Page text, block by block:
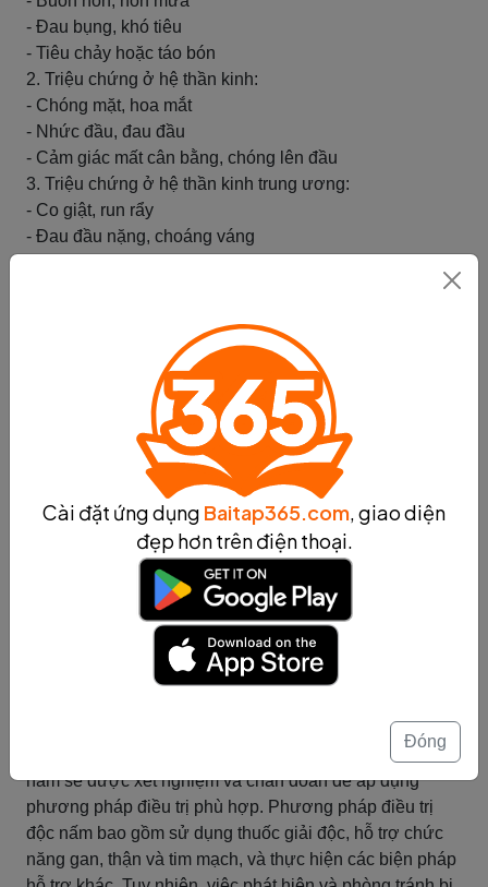
- Đau bụng, khó tiêu
- Tiêu chảy hoặc táo bón
2. Triệu chứng ở hệ thần kinh:
- Chóng mặt, hoa mắt
- Nhức đầu, đau đầu
- Cảm giác mất cân bằng, chóng lên đầu
3. Triệu chứng ở hệ thần kinh trung ương:
- Co giật, run rẩy
- Đau đầu nặng, choáng váng
- Huyết áp tăng hoặc giảm đột ngột
- Đau ngực, khó thở
Nếu bạn bị bất kỳ triệu chứng nào trong những triệu
chứng trên sau khi ăn nấm, hãy nhanh chóng đến bệnh
viện để được khám và điều trị kịp thời.
Cách xử lý khi phát hiện bị độc
Khi phát hiện bị độc nấm, việc đưa người bị nhanh
chóng đến cơ sở y tế gần nhất là rất quan trọng. Trong
khi chờ đưa người bị độc nấm đến bệnh viện, cần tiến
hành giải độc cơ bản bằng cách uống nước nhiều và
tức cấp cứu bằng cách đưa đến bệnh viện gần nhất để
được điều trị kịp thời. Khi đến bệnh viện, người bị độc
nấm sẽ được xét nghiệm và chẩn đoán để áp dụng
phương pháp điều trị phù hợp. Phương pháp điều trị
độc nấm bao gồm sử dụng thuốc giải độc, hỗ trợ chức
năng gan, thận và tim mạch, và thực hiện các biện pháp
Cài đặt ứng dụng Baitap365.com, giao diện
đẹp hơn trên điện thoại.
Đóng